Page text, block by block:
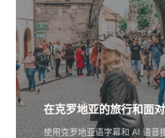
在克罗地亚的旅行和面
使用克罗地亚语字幕和 AI 语音